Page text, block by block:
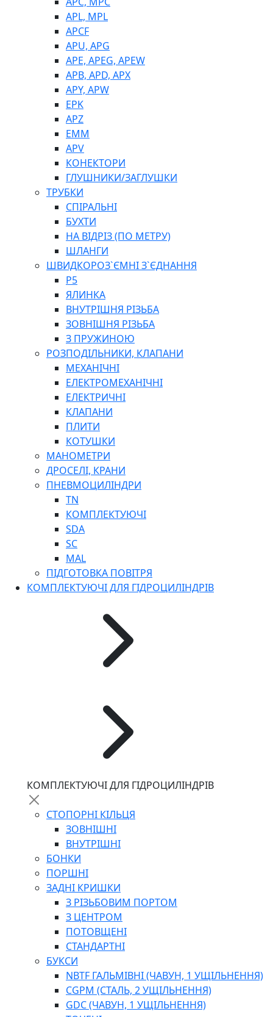
APL, MPL
APCF
APU, APG
APE, APEG, APEW
APB, APD, APX
APY, APW
EPK
APZ
EMM
APV
КОНЕКТОРИ
ГЛУШНИКИ/ЗАГЛУШКИ
ТРУБКИ
СПІРАЛЬНІ
БУХТИ
НА ВІДРІЗ (ПО МЕТРУ)
ШЛАНГИ
ШВИДКОРОЗ`ЄМНІ З`ЄДНАННЯ
P5
ЯЛИНКА
ВНУТРІШНЯ РІЗЬБА
ЗОВНІШНЯ РІЗЬБА
З ПРУЖИНОЮ
РОЗПОДІЛЬНИКИ, КЛАПАНИ
МЕХАНІЧНІ
ЕЛЕКТРОМЕХАНІЧНІ
ЕЛЕКТРИЧНІ
КЛАПАНИ
ПЛИТИ
КОТУШКИ
МАНОМЕТРИ
ДРОСЕЛІ, КРАНИ
ПНЕВМОЦИЛІНДРИ
TN
КОМПЛЕКТУЮЧІ
SDA
SC
MAL
ПІДГОТОВКА ПОВІТРЯ
КОМПЛЕКТУЮЧІ ДЛЯ ГІДРОЦИЛІНДРІВ
КОМПЛЕКТУЮЧІ ДЛЯ ГІДРОЦИЛІНДРІВ
СТОПОРНІ КІЛЬЦЯ
ЗОВНІШНІ
ВНУТРІШНІ
БОНКИ
ПОРШНІ
ЗАДНІ КРИШКИ
З РІЗЬБОВИМ ПОРТОМ
З ЦЕНТРОМ
ПОТОВЩЕНІ
СТАНДАРТНІ
БУКСИ
NBTF ГАЛЬМІВНІ (ЧАВУН, 1 УЩІЛЬНЕННЯ)
CGPM (СТАЛЬ, 2 УЩІЛЬНЕННЯ)
GDC (ЧАВУН, 1 УЩІЛЬНЕННЯ)